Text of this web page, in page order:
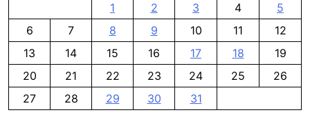
1
2 3 4
5
6
7 8 9 10 11
12
13
14 15 16 17 18
19
20
21 22 23 24 25
26
27
28 29 30 31